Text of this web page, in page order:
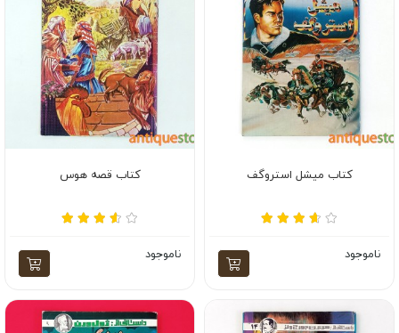
کتاب میشل استروگف
ناموجود
کتاب قصه هوس
ناموجود